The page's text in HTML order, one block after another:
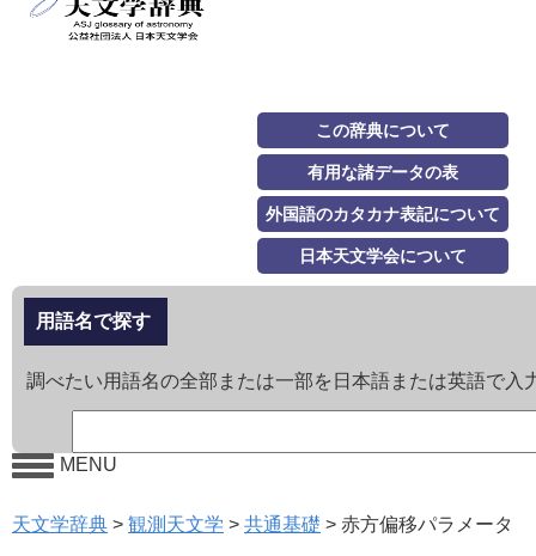
この辞典について
有用な諸データの表
外国語のカタカナ表記について
日本天文学会について
用語名で探す
調べたい用語名の全部または一部を日本語または英語で入
MENU
天文学辞典 > 観測天文学 > 共通基礎 > 赤方偏移パラメータ